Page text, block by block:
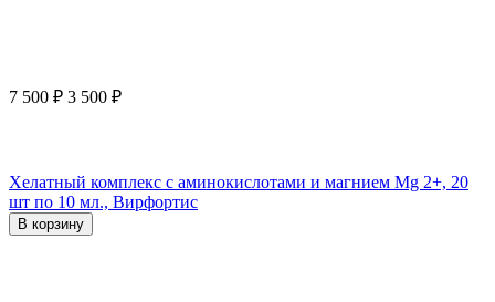
7 500 ₽ 3 500 ₽
Хелатный комплекс с аминокислотами и магнием Mg 2+, 20
шт по 10 мл., Вирфортис
В корзину